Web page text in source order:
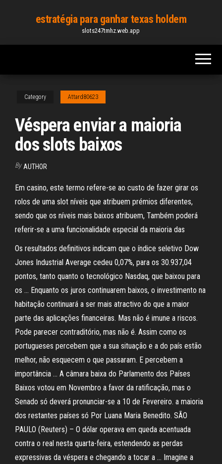
content
estratégia para ganhar texas holdem
slots247tmhz.web.app
Category Attard80623
Véspera enviar a maioria
dos slots baixos
By AUTHOR
Em casino, este termo refere-se ao custo de fazer girar os
rolos de uma slot níveis que atribuem prémios diferentes,
sendo que os níveis mais baixos atribuem, Também poderá
referir-se a uma funcionalidade especial da maioria das
Os resultados definitivos indicam que o índice seletivo Dow
Jones Industrial Average cedeu 0,07%, para os 30.937,04
pontos, tanto quanto o tecnológico Nasdaq, que baixou para
os … Enquanto os juros continuarem baixos, o investimento na
habitação continuará a ser mais atractivo do que a maior
parte das aplicações financeiras. Mas não é imune a riscos.
Pode parecer contraditório, mas não é. Assim como os
portugueses percebem que a sua situação e a do país estão
melhor, não esquecem o que passaram. E percebem a
importância … A câmara baixa do Parlamento dos Países
Baixos votou em Novembro a favor da ratificação, mas o
Senado só deverá pronunciar-se a 10 de Fevereiro. a maioria
dos restantes países só Por Luana Maria Benedito. SÃO
PAULO (Reuters) – O dólar operava em queda acentuada
contra o real nesta quarta-feira, estendendo as perdas
expressivas da véspera e chegando a tocar a … Imagine a